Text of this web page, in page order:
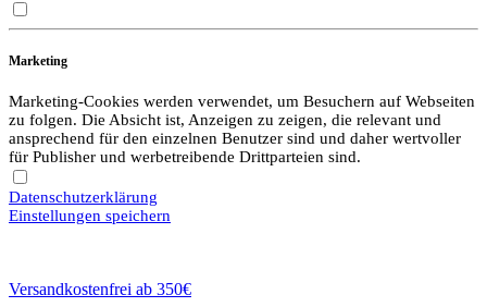
Marketing
Marketing-Cookies werden verwendet, um Besuchern auf Webseiten
zu folgen. Die Absicht ist, Anzeigen zu zeigen, die relevant und
ansprechend für den einzelnen Benutzer sind und daher wertvoller
für Publisher und werbetreibende Drittparteien sind.
Datenschutzerklärung
Einstellungen speichern
Versandkostenfrei ab 350€